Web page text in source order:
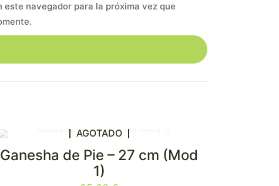
este navegador para la próxima vez que
AGOTADO
Ganesha de Pie – 27 cm (Mod
1)